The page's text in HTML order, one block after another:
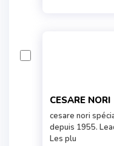
CESARE NORI
cesare nori
depuis 1955.
Les plu